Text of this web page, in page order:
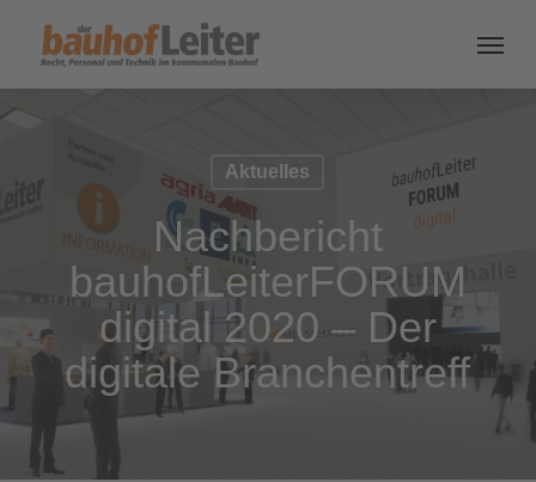
Aktuelles
Nachbericht
bauhofLeiterFORUM
digital 2020 – Der
digitale Branchentreff